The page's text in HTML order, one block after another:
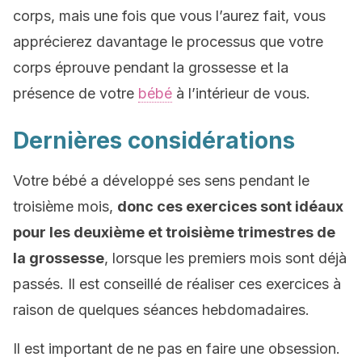
corps, mais une fois que vous l’aurez fait, vous
apprécierez davantage le processus que votre
corps éprouve pendant la grossesse et la
présence de votre bébé à l’intérieur de vous.
Dernières considérations
Votre bébé a développé ses sens pendant le
troisième mois, donc ces exercices sont idéaux
pour les deuxième et troisième trimestres de
la grossesse, lorsque les premiers mois sont déjà
passés. Il est conseillé de réaliser ces exercices à
raison de quelques séances hebdomadaires.
Il est important de ne pas en faire une obsession.